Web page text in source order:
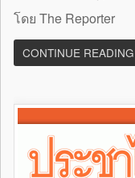
โดย The Reporter
CONTINUE READING